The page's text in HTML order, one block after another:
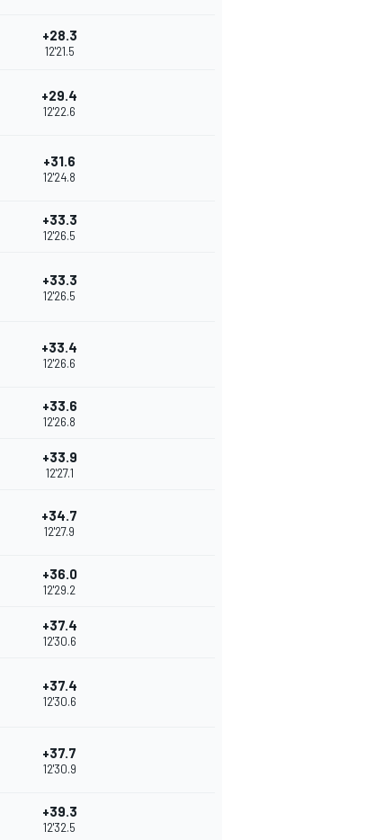
+28.3
12'21.5
+29.4
12'22.6
+31.6
12'24.8
+33.3
12'26.5
+33.3
12'26.5
+33.4
12'26.6
+33.6
12'26.8
+33.9
12'27.1
+34.7
12'27.9
+36.0
12'29.2
+37.4
12'30.6
+37.4
12'30.6
+37.7
12'30.9
+39.3
12'32.5